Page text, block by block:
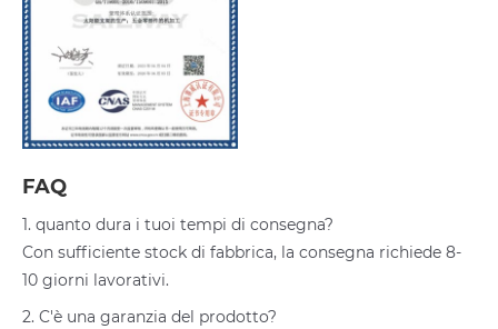
FAQ
1. quanto dura i tuoi tempi di consegna?
Con sufficiente stock di fabbrica, la consegna richiede 8-
10 giorni lavorativi.
2. C'è una garanzia del prodotto?